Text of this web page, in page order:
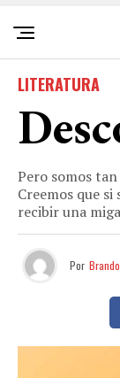
LITERATURA
Pero somos
Creemos que
recibir una
Por